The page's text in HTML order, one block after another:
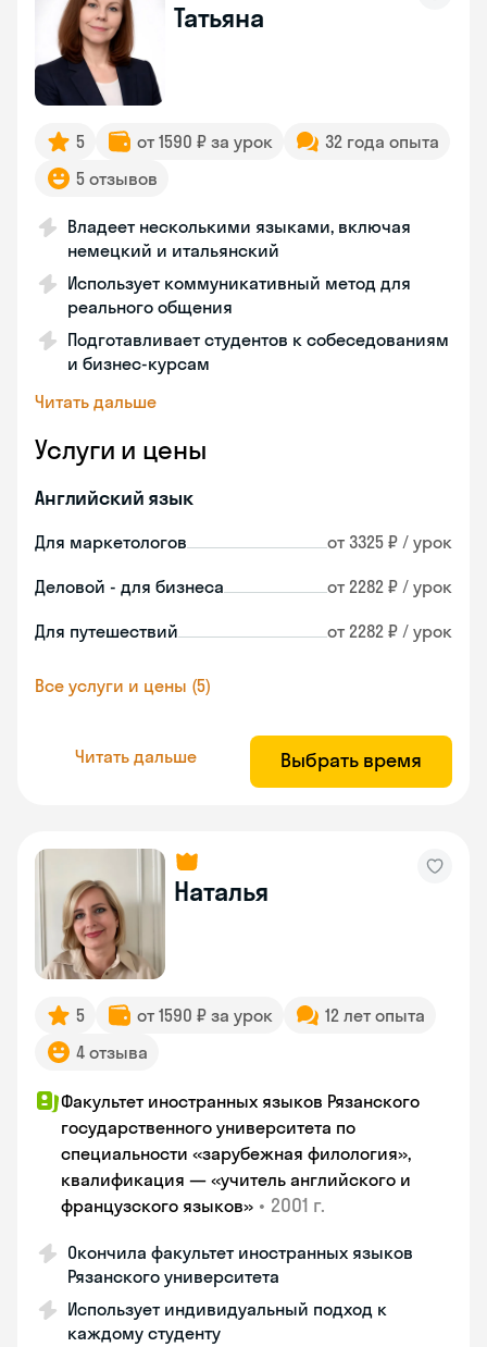
Татьяна
5 от 1590 ₽ за урок
32 года опыта
5 отзывов
Владеет несколькими языками, включая
немецкий и итальянский
Использует коммуникативный метод для
реального общения
Подготавливает студентов к собеседованиям
и бизнес-курсам
Читать дальше
Услуги и цены
Английский язык
Для маркетологов от 3325 ₽ / урок
Деловой - для бизнеса от 2282 ₽ / урок
Для путешествий от 2282 ₽ / урок
Все услуги и цены (5)
Читать дальше Выбрать время
Наталья
5 от 1590 ₽ за урок
12 лет опыта
4 отзыва
Факультет иностранных языков Рязанского
государственного университета по
специальности «зарубежная филология»,
квалификация — «учитель английского и
французского языков» • 2001 г.
Окончила факультет иностранных языков
Рязанского университета
Использует индивидуальный подход к
каждому студенту